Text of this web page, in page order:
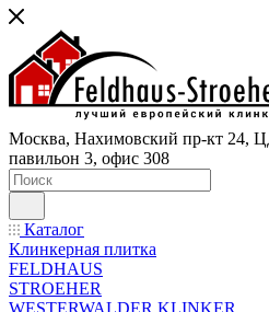
Москва, Нахимовский пр-кт 24,
павильон 3, офис 308
Каталог
Клинкерная плитка
FELDHAUS
STROEHER
WESTERWALDER KLINKER